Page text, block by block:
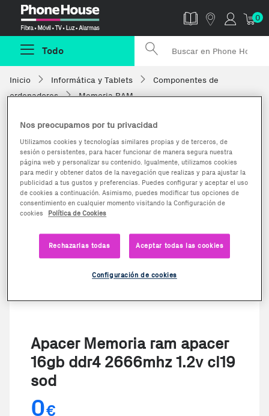
0
Todo
Inicio Informática y Tablets
Componentes de
ordenadores
Memoria RAM
Apacer Memoria ram apacer
16gb ddr4 2666mhz 1.2v cl19
sod
0€
Nos preocupamos por tu privacidad
Utilizamos cookies y tecnologías similares propias y de terceros, de
sesión o persistentes, para hacer funcionar de manera segura nuestra
página web y personalizar su contenido. Igualmente, utilizamos cookies
para medir y obtener datos de la navegación que realizas y para ajustar la
publicidad a tus gustos y preferencias. Puedes configurar y aceptar el uso
de cookies a continuación. Asimismo, puedes modificar tus opciones de
consentimiento en cualquier momento visitando la Configuración de
cookies
Política de Cookies
Rechazarlas todas Aceptar todas las cookies
Configuración de cookies